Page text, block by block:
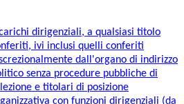
dirigenziali, a qualsiasi titolo
ivi inclusi quelli conferiti
dall'organo di indirizzo
senza procedure pubbliche di
e titolari di posizione
con funzioni dirigenziali (da